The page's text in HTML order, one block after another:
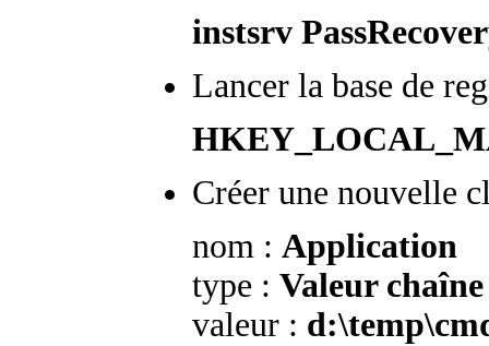
instsrv
Lancer la base de
Créer une nouvelle
nom : Application
type : Valeur chaîne
valeur :